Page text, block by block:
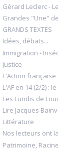
Gérard Leclerc -
Grandes "Une"
GRANDS TEXTES
Idées, débats...
Immigration -
Justice
L'Action
L'AF en 14 (2/2) :
Les Lundis de
Lire Jacques
Littérature
Nos lecteurs ont
Patrimoine,